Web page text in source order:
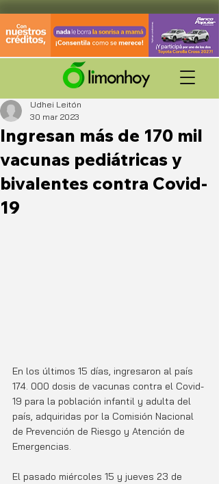
Ingresan más de 170 mil
vacunas pediátricas y
bivalentes contra Covid-
19
Udhei Leitón
30 mar 2023
En los últimos 15 días, ingresaron al país
174. 000 dosis de vacunas contra el Covid-
19 para la población infantil y adulta del
país, adquiridas por la Comisión Nacional
de Prevención de Riesgo y Atención de
Emergencias.
El pasado miércoles 15 y jueves 23 de